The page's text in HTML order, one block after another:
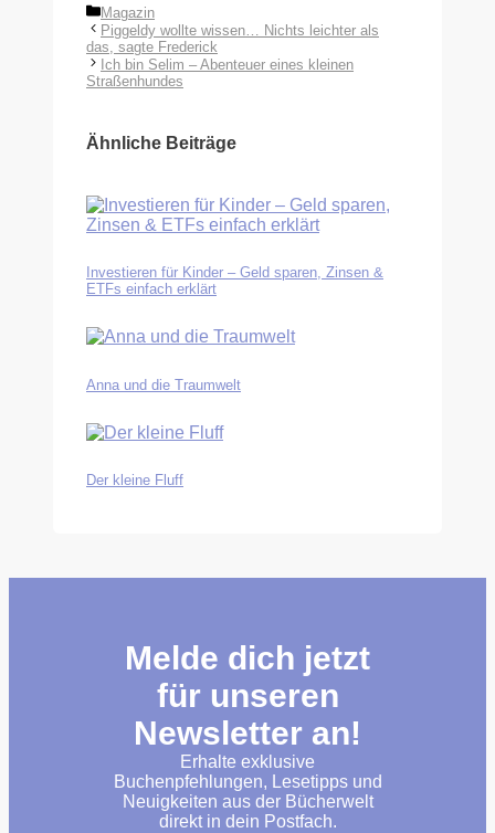
Kategorien
Magazin
Piggeldy wollte wissen… Nichts leichter als
das, sagte Frederick
Ich bin Selim – Abenteuer eines kleinen
Straßenhundes
Ähnliche Beiträge
Investieren für Kinder – Geld sparen, Zinsen &
ETFs einfach erklärt
Anna und die Traumwelt
Der kleine Fluff
Melde dich jetzt
für unseren
Newsletter an!
Erhalte exklusive
Buchenpfehlungen, Lesetipps und
Neuigkeiten aus der Bücherwelt
direkt in dein Postfach.